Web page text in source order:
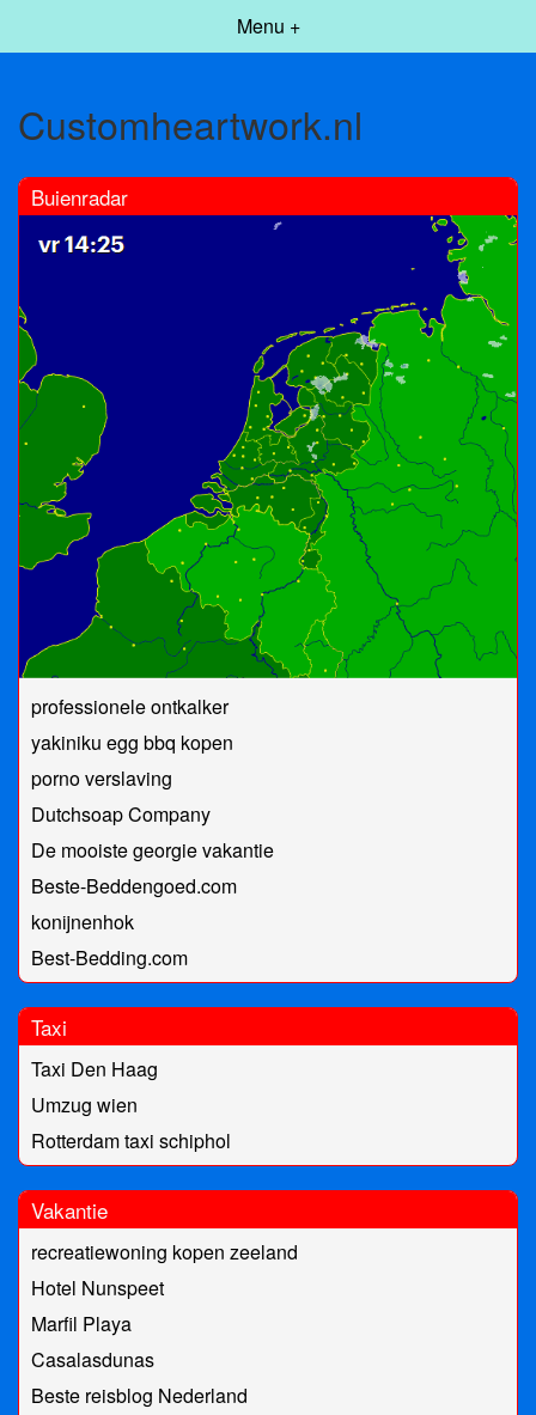
Menu +
Customheartwork.nl
Buienradar
professionele ontkalker
yakiniku egg bbq kopen
porno verslaving
Dutchsoap Company
De mooiste georgie vakantie
Beste-Beddengoed.com
konijnenhok
Best-Bedding.com
Taxi
Taxi Den Haag
Umzug wien
Rotterdam taxi schiphol
Vakantie
recreatiewoning kopen zeeland
Hotel Nunspeet
Marfil Playa
Casalasdunas
Beste reisblog Nederland